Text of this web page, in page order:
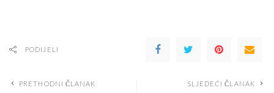
PODIJELI
PRETHODNI ČLANAK SLJEDEĆI ČLANAK